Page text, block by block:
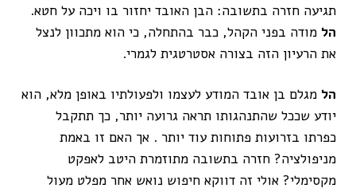
תגיעה חזרה בתשובה: הבן האובד יחזור בו ויכה על חטא.
הל מודה בפני הקהל, כבר בהתחלה, כי הוא מתכוון לנצל
את הרעיון הזה בצורה אסטרטגית לגמרי.
הל מגלם בן אובד המודע לעצמו ולפעולתיו באופן מלא, הוא
יודע שככל שהתנהגותו תראה גרועה יותר, כך תתקבל
כפרתו בזרועות פתוחות עוד יותר . אך האם זו באמת
מניפולציה? חזרה בתשובה מתוזמרת היטב לאפקט
מקסימלי? אולי זה דווקא חיפוש נואש אחר מפלט מעול